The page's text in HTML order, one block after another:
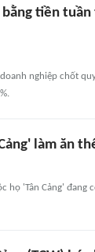
tiền
nghiệp chốt
làm ăn
họ 'Tân Cảng'